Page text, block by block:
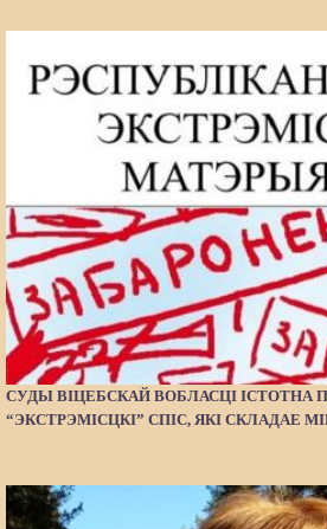
СУДЫ ВІЦЕБСКАЙ ВОБЛАСЦІ ІСТОТНА
“ЭКСТРЭМІСЦКІ” СПІС, ЯКІ СКЛАДАЕ